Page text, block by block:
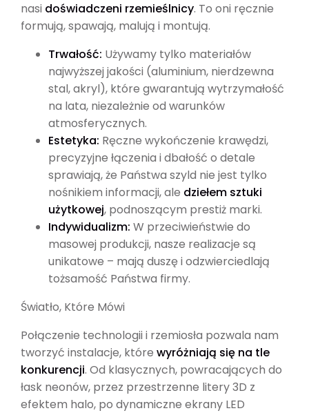
nasi doświadczeni rzemieślnicy. To oni ręcznie
formują, spawają, malują i montują.
Trwałość: Używamy tylko materiałów
najwyższej jakości (aluminium, nierdzewna
stal, akryl), które gwarantują wytrzymałość
na lata, niezależnie od warunków
atmosferycznych.
Estetyka: Ręczne wykończenie krawędzi,
precyzyjne łączenia i dbałość o detale
sprawiają, że Państwa szyld nie jest tylko
nośnikiem informacji, ale dziełem sztuki
użytkowej, podnoszącym prestiż marki.
Indywidualizm: W przeciwieństwie do
masowej produkcji, nasze realizacje są
unikatowe – mają duszę i odzwierciedlają
tożsamość Państwa firmy.
Światło, Które Mówi
Połączenie technologii i rzemiosła pozwala nam
tworzyć instalacje, które wyróżniają się na tle
konkurencji. Od klasycznych, powracających do
łask neonów, przez przestrzenne litery 3D z
efektem halo, po dynamiczne ekrany LED